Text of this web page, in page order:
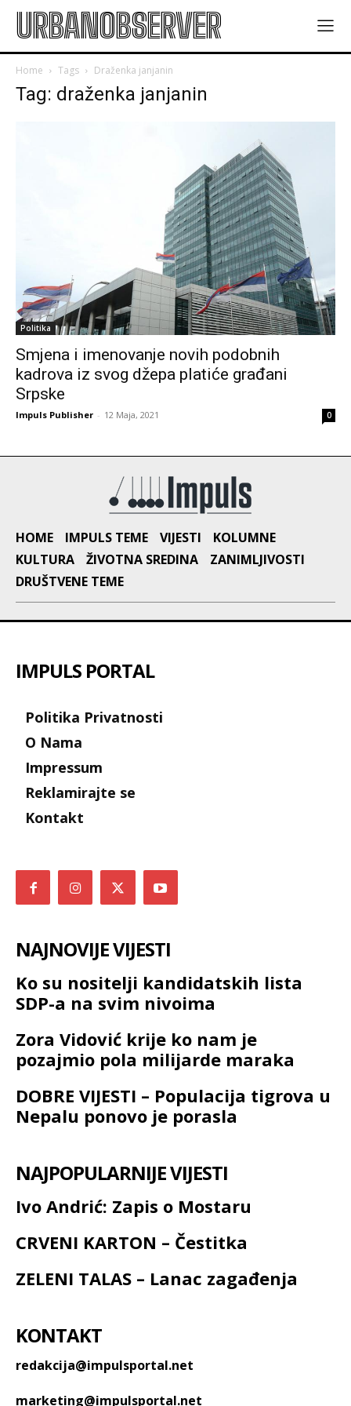
URBANOBSERVER
Home Tags Draženka janjanin
Tag: draženka janjanin
Politika
Smjena i imenovanje novih podobnih
kadrova iz svog džepa platiće građani
Srpske
Impuls Publisher - 12 Maja, 2021 0
HOME IMPULS TEME VIJESTI
KOLUMNE
KULTURA
ŽIVOTNA SREDINA
ZANIMLJIVOSTI
DRUŠTVENE TEME
IMPULS PORTAL
Politika Privatnosti
O Nama
Impressum
Reklamirajte se
Kontakt
NAJNOVIJE VIJESTI
Ko su nositelji kandidatskih lista
SDP-a na svim nivoima
Zora Vidović krije ko nam je
pozajmio pola milijarde maraka
DOBRE VIJESTI – Populacija tigrova u
Nepalu ponovo je porasla
NAJPOPULARNIJE VIJESTI
Ivo Andrić: Zapis o Mostaru
CRVENI KARTON – Čestitka
ZELENI TALAS – Lanac zagađenja
KONTAKT
redakcija@impulsportal.net
marketing@impulsportal.net